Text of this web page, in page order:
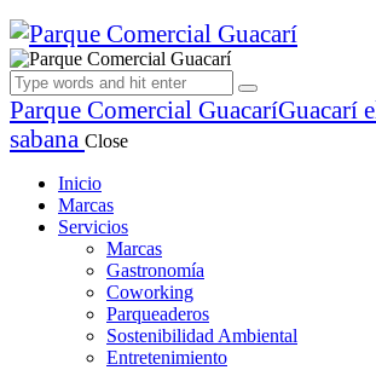
Parque Comercial GuacaríGuacarí
sabana Close
Inicio
Marcas
Servicios
Marcas
Gastronomía
Coworking
Parqueaderos
Sostenibilidad Ambiental
Entretenimiento